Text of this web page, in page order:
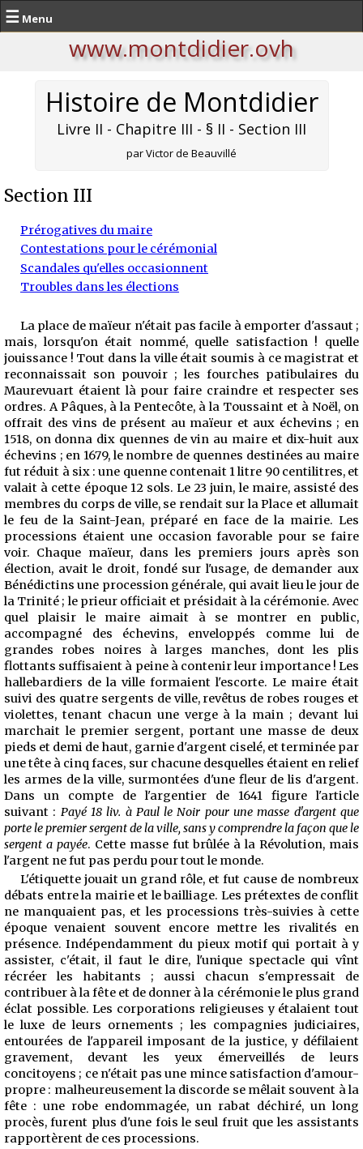
☰ Menu
www.montdidier.ovh
Histoire de Montdidier
Livre II - Chapitre III - § II - Section III
par Victor de Beauvillé
Section III
Prérogatives du maire
Contestations pour le cérémonial
Scandales qu'elles occasionnent
Troubles dans les élections
La place de maïeur n'était pas facile à emporter d'assaut ;
mais, lorsqu'on était nommé, quelle satisfaction ! quelle
jouissance ! Tout dans la ville était soumis à ce magistrat et
reconnaissait son pouvoir ; les fourches patibulaires du
Maurevuart étaient là pour faire craindre et respecter ses
ordres. A Pâques, à la Pentecôte, à la Toussaint et à Noël, on
offrait des vins de présent au maïeur et aux échevins ; en
1518, on donna dix quennes de vin au maire et dix-huit aux
échevins ; en 1679, le nombre de quennes destinées au maire
fut réduit à six : une quenne contenait 1 litre 90 centilitres, et
valait à cette époque 12 sols. Le 23 juin, le maire, assisté des
membres du corps de ville, se rendait sur la Place et allumait
le feu de la Saint-Jean, préparé en face de la mairie. Les
processions étaient une occasion favorable pour se faire
voir. Chaque maïeur, dans les premiers jours après son
élection, avait le droit, fondé sur l'usage, de demander aux
Bénédictins une procession générale, qui avait lieu le jour de
la Trinité ; le prieur officiait et présidait à la cérémonie. Avec
quel plaisir le maire aimait à se montrer en public,
accompagné des échevins, enveloppés comme lui de
grandes robes noires à larges manches, dont les plis
flottants suffisaient à peine à contenir leur importance ! Les
hallebardiers de la ville formaient l'escorte. Le maire était
suivi des quatre sergents de ville, revêtus de robes rouges et
violettes, tenant chacun une verge à la main ; devant lui
marchait le premier sergent, portant une masse de deux
pieds et demi de haut, garnie d'argent ciselé, et terminée par
une tête à cinq faces, sur chacune desquelles étaient en relief
les armes de la ville, surmontées d'une fleur de lis d'argent.
Dans un compte de l'argentier de 1641 figure l'article
suivant : Payé 18 liv. à Paul le Noir pour une masse d'argent que
porte le premier sergent de la ville, sans y comprendre la façon que le
sergent a payée. Cette masse fut brûlée à la Révolution, mais
l'argent ne fut pas perdu pour tout le monde.
L'étiquette jouait un grand rôle, et fut cause de nombreux
débats entre la mairie et le bailliage. Les prétextes de conflit
ne manquaient pas, et les processions très-suivies à cette
époque venaient souvent encore mettre les rivalités en
présence. Indépendamment du pieux motif qui portait à y
assister, c'était, il faut le dire, l'unique spectacle qui vînt
récréer les habitants ; aussi chacun s'empressait de
contribuer à la fête et de donner à la cérémonie le plus grand
éclat possible. Les corporations religieuses y étalaient tout
le luxe de leurs ornements ; les compagnies judiciaires,
entourées de l'appareil imposant de la justice, y défilaient
gravement, devant les yeux émerveillés de leurs
concitoyens ; ce n'était pas une mince satisfaction d'amour-
propre : malheureusement la discorde se mêlait souvent à la
fête : une robe endommagée, un rabat déchiré, un long
procès, furent plus d'une fois le seul fruit que les assistants
rapportèrent de ces processions.